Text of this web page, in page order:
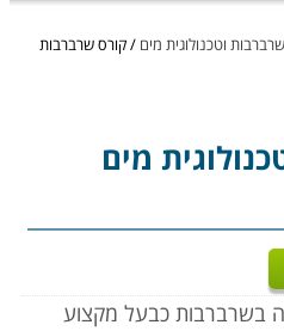
וטכנולוגית מים /קורס שרברבות
מים
בשרברבות כבעל מקצוע